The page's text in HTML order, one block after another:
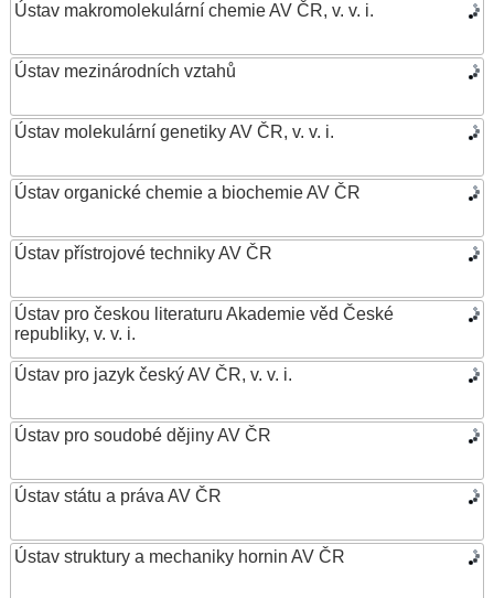
Ústav makromolekulární chemie AV ČR, v. v. i.
Ústav mezinárodních vztahů
Ústav molekulární genetiky AV ČR, v. v. i.
Ústav organické chemie a biochemie AV ČR
Ústav přístrojové techniky AV ČR
Ústav pro českou literaturu Akademie věd České
republiky, v. v. i.
Ústav pro jazyk český AV ČR, v. v. i.
Ústav pro soudobé dějiny AV ČR
Ústav státu a práva AV ČR
Ústav struktury a mechaniky hornin AV ČR